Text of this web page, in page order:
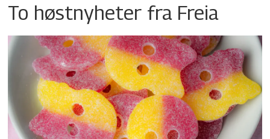
To høstnyheter fra Freia